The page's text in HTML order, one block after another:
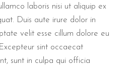
laboris nisi ut aliquip ex
Duis aute irure dolor in
velit esse cillum dolore eu
sint occaecat
sunt in culpa qui officia